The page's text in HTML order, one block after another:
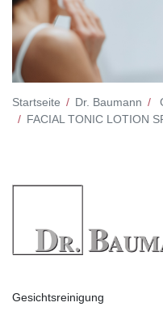
Startseite Dr. Baumann
FACIAL TONIC LOTION
Gesichtsreinigung